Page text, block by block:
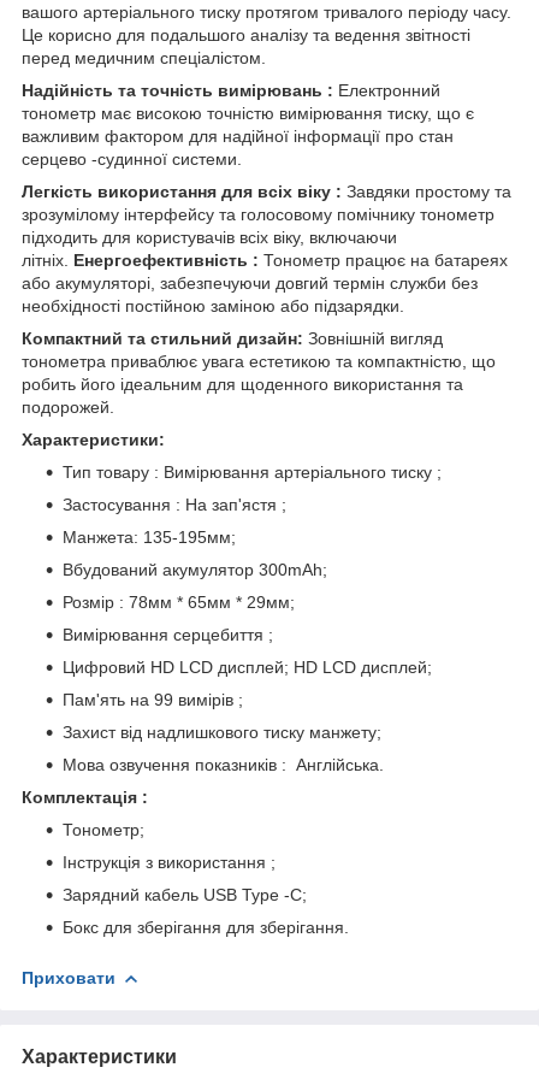
вашого артеріального тиску протягом тривалого періоду часу.
Це корисно для подальшого аналізу та ведення звітності
перед медичним спеціалістом.
Надійність та точність вимірювань : Електронний
тонометр має високою точністю вимірювання тиску, що є
важливим фактором для надійної інформації про стан
серцево -судинної системи.
Легкість використання для всіх віку : Завдяки простому та
зрозумілому інтерфейсу та голосовому помічнику тонометр
підходить для користувачів всіх віку, включаючи
літніх. Енергоефективність : Тонометр працює на батареях
або акумуляторі, забезпечуючи довгий термін служби без
необхідності постійною заміною або підзарядки.
Компактний та стильний дизайн: Зовнішній вигляд
тонометра приваблює увага естетикою та компактністю, що
робить його ідеальним для щоденного використання та
подорожей.
Характеристики:
Тип товару : Вимірювання артеріального тиску ;
Застосування : На зап'ястя ;
Манжета: 135-195мм;
Вбудований акумулятор 300mAh;
Розмір : 78мм * 65мм * 29мм;
Вимірювання серцебиття ;
Цифровий HD LCD дисплей; HD LCD дисплей;
Пам'ять на 99 вимірів ;
Захист від надлишкового тиску манжету;
Мова озвучення показників : Англійська.
Комплектація :
Тонометр;
Інструкція з використання ;
Зарядний кабель USB Type -C;
Бокс для зберігання для зберігання.
Приховати
Характеристики